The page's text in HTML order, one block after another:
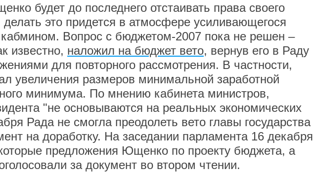
будет до последнего отстаивать права своего
это придется в атмосфере усиливающегося
кабмином. Вопрос с бюджетом-2007 пока не решен –
известно, наложил на бюджет вето, вернув его в Раду
для повторного рассмотрения. В частности,
увеличения размеров минимальной заработной
минимума. По мнению кабинета министров,
"не основываются на реальных экономических
Рада не смогла преодолеть вето главы государства
на доработку. На заседании парламента 16 декабря
предложения Ющенко по проекту бюджета, а
за документ во втором чтении.